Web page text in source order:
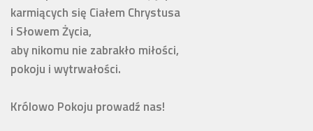
karmiących się Ciałem Chrystusa
i Słowem Życia,
aby nikomu nie zabrakło miłości,
pokoju i wytrwałości.
Królowo Pokoju prowadź nas!